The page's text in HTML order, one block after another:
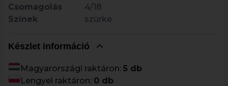
Csomagolás
4/18
Színek
szürke
Készlet információ
Magyarországi raktáron: 5 db
Lengyel raktáron: 0 db